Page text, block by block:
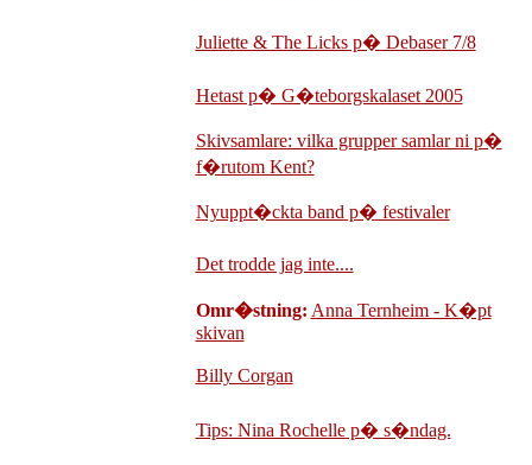
Juliette & The Licks p� Debaser 7/8
Hetast p� G�teborgskalaset 2005
Skivsamlare: vilka grupper samlar ni p�
f�rutom Kent?
Nyuppt�ckta band p� festivaler
Det trodde jag inte....
Omr�stning: Anna Ternheim - K�pt
skivan
Billy Corgan
Tips: Nina Rochelle p� s�ndag.